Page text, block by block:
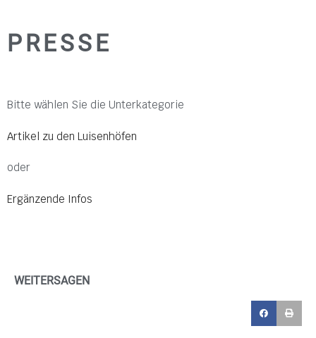
PRESSE
Bitte wählen Sie die Unterkategorie
Artikel zu den Luisenhöfen
oder
Ergänzende Infos
WEITERSAGEN